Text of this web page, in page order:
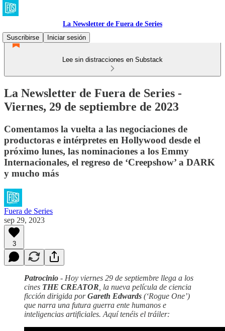
La Newsletter de Fuera de Series
Suscribirse
Iniciar sesión
Lee sin distracciones en Substack
La Newsletter de Fuera de Series -
Viernes, 29 de septiembre de 2023
Comentamos la vuelta a las negociaciones de
productoras e intérpretes en Hollywood desde el
próximo lunes, las nominaciones a los Emmy
Internacionales, el regreso de ‘Creepshow’ a DARK
y mucho más
Fuera de Series
sep 29, 2023
3
Patrocinio - Hoy viernes 29 de septiembre llega a los
cines THE CREATOR , la nueva película de ciencia
ficción dirigida porGareth Edwards (‘Rogue One’)
que narra una futura guerra ente humanos e
inteligencias artificiales. Aquí tenéis el tráiler: